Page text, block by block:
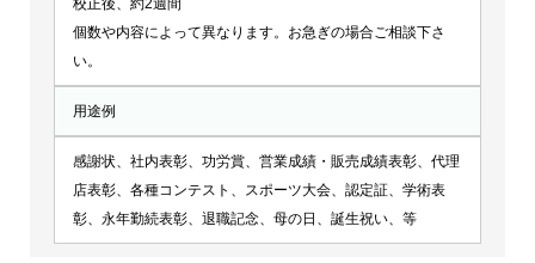
個数や内容によって異なります。お急ぎの場合ご相談下さ
い。
用途例
感謝状、社内表彰、功労賞、営業成績・販売成績表彰、代理
店表彰、各種コンテスト、スポーツ大会、認定証、学術表
彰、永年勤続表彰、退職記念、母の日、誕生祝い、等